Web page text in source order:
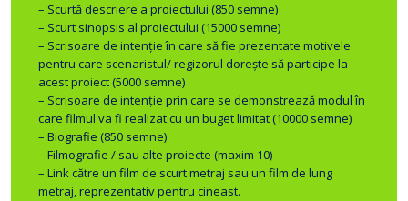
– Scurtă descriere a proiectului (850 semne)
– Scurt sinopsis al proiectului (15000 semne)
– Scrisoare de intenție în care să fie prezentate motivele
pentru care scenaristul/ regizorul dorește să participe la
acest proiect (5000 semne)
– Scrisoare de intenție prin care se demonstrează modul în
care filmul va fi realizat cu un buget limitat (10000 semne)
– Biografie (850 semne)
– Filmografie / sau alte proiecte (maxim 10)
– Link către un film de scurt metraj sau un film de lung
metraj, reprezentativ pentru cineast.